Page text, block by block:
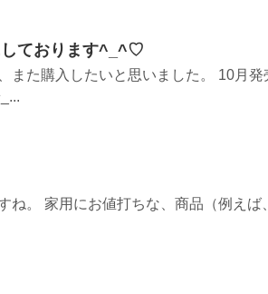
しております^_^♡
また購入したいと思いました。 10月発
ね。 家用にお値打ちな、商品（例えば